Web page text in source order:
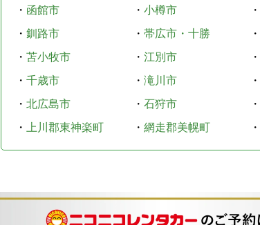
・ 函館市 ・ 小樽市 ・
・ 釧路市 ・ 帯広市・十勝 ・
・ 苫小牧市 ・ 江別市 ・
・ 千歳市 ・ 滝川市 ・
・ 北広島市 ・ 石狩市 ・
・
上川郡東神楽町 ・ 網走郡美幌町 ・